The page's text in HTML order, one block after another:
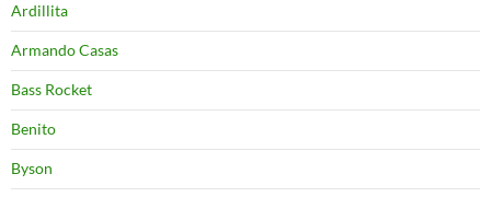
Ardillita
Armando Casas
Bass Rocket
Benito
Byson